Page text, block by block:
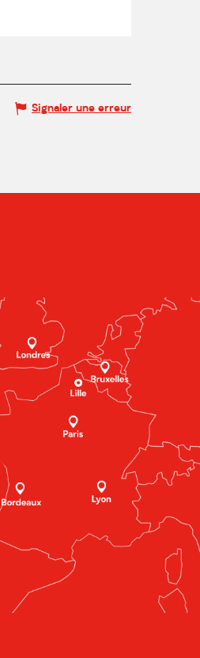
Signaler une erreur